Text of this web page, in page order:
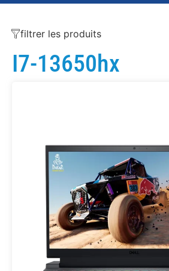
filtrer les produits
I7-13650hx